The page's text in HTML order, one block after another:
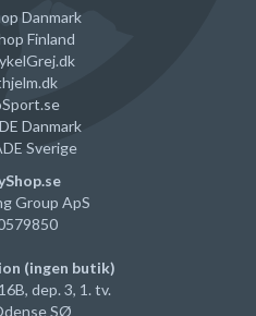
Danmark
Finland
.dk
.dk
Danmark
Sverige
Group ApS
(ingen butik)
dep. 3, 1. tv.
SØ